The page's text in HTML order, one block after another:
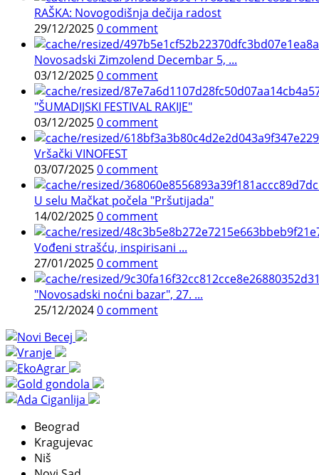
RAŠKA: Novogodišnja dečija radost
29/12/20250 comment
Novosadski Zimzolend Decembar 5, ...
03/12/20250 comment
"ŠUMADIJSKI FESTIVAL RAKIJE"
03/12/20250 comment
Vršački VINOFEST
03/07/20250 comment
U selu Mačkat počela "Pršutijada"
14/02/20250 comment
Vođeni strašću, inspirisani ...
27/01/20250 comment
"Novosadski noćni bazar", 27. ...
25/12/20240 comment
Beograd
Kragujevac
Niš